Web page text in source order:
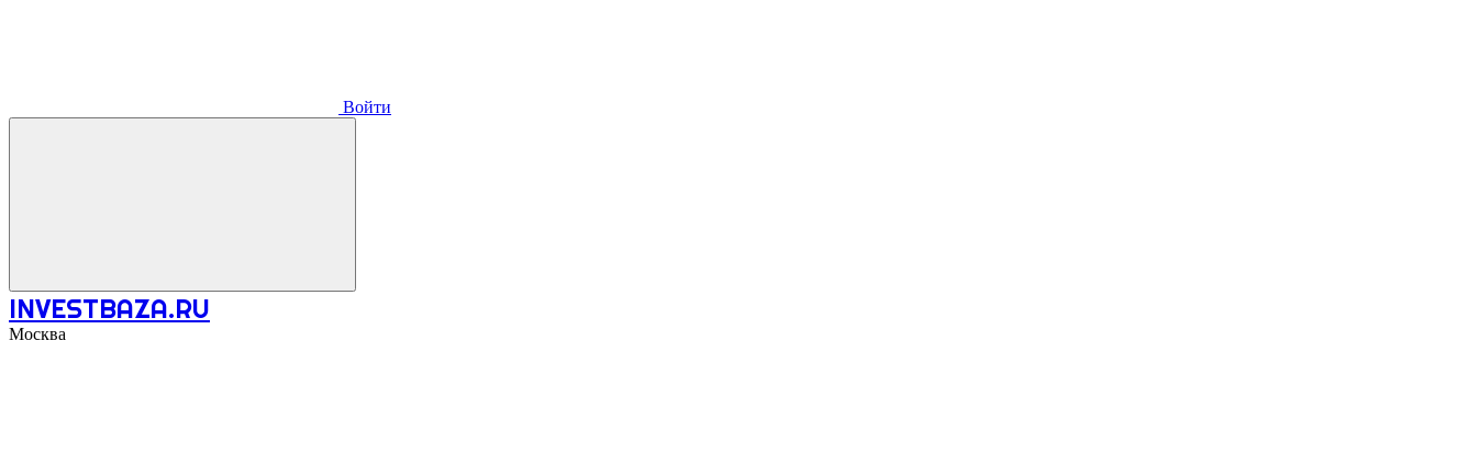
Войти
INVESTBAZA.RU
Москва